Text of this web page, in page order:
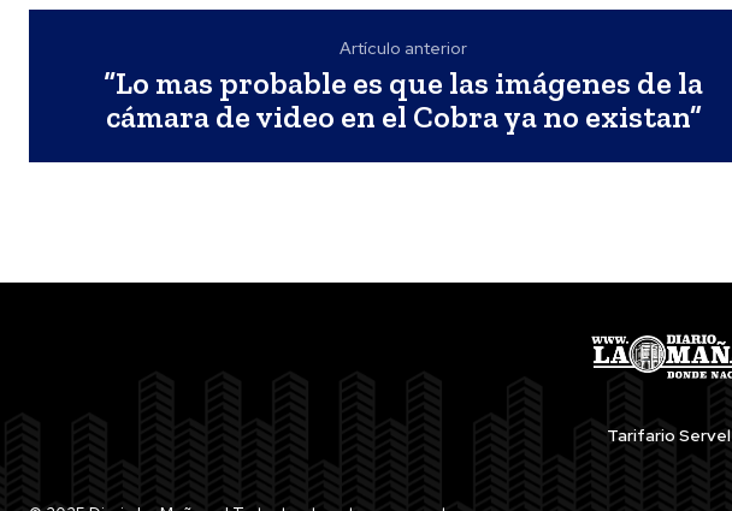
Artículo anterior
“Lo mas probable es que las imágenes de la
cámara de video en el Cobra ya no existan”
Tarifario Servel